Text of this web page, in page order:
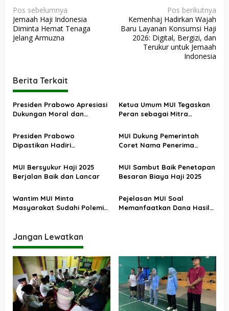
N
a
v
a
s
i
o
s
Pos sebelumnya
Jemaah Haji Indonesia
Diminta Hemat Tenaga
Jelang Armuzna
Pos berikutnya
Kemenhaj Hadirkan Wajah
Baru Layanan Konsumsi Haji
2026: Digital, Bergizi, dan
Terukur untuk Jemaah
Indonesia
Berita Terkait
Presiden Prabowo Apresiasi
Dukungan Moral dan
Ketua Umum MUI Tegaskan
Peran sebagai Mitra
Presiden Prabowo
Dipastikan Hadiri
dan Munajat Keselamatan
Bangsa di Istiqlal
MUI Dukung Pemerintah
Coret Nama Penerima
Jodol
MUI Bersyukur Haji 2025
Berjalan Baik dan Lancar
MUI Sambut Baik Penetapan
Besaran Biaya Haji 2025
Wantim MUI Minta
Masyarakat Sudahi Polemik
Pejelasan MUI Soal
Memanfaatkan Dana Hasil
Jangan Lewatkan